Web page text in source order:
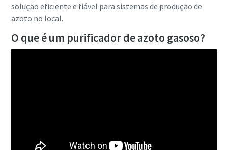
solução eficiente e fiável para sistemas de produção de
azoto no local.
O que é um purificador de azoto gasoso?